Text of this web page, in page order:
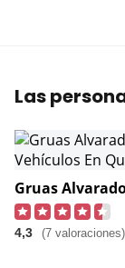
Las
4,3 (7 valoraciones)